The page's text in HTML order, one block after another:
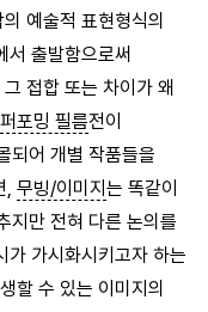
예술적 표현형식의
출발함으로써
접합 또는 차이가 왜
퍼포밍 필름전이
되어 개별 작품들을
, 무빙/이미지는 똑같이
지만 전혀 다른 논의를
가 가시화시키고자 하는
할 수 있는 이미지의